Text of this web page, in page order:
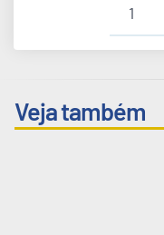
1
Veja também